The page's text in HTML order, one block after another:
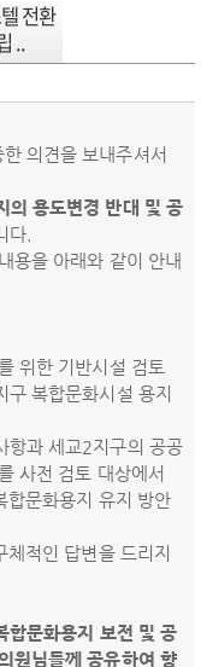
전환
..
의견을 보내주셔서
의 용도변경 반대 및 공
다.
용을 아래와 같이 안내
위한 기반시설 검토
복합문화시설 용지
항과 세교2지구의 공공
사전 검토 대상에서
합문화용지 유지 방안
적인 답변을 드리지
합문화용지 보전 및 공
원님들께 공유하여 향